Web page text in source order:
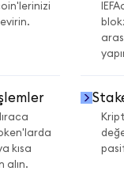
kısa
alın.